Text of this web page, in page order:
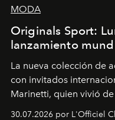
MODA
Originals Sport:
lanzamiento
La nueva colección de
con invitados
Marinetti, quien vivió
30.07.2026 por L'Officiel